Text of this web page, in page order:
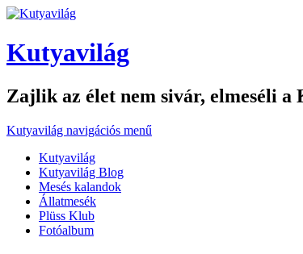
Kutyavilág
Zajlik az élet nem sivár, elmeséli
Kutyavilág navigációs menű
Kutyavilág
Kutyavilág Blog
Mesés kalandok
Állatmesék
Plüss Klub
Fotóalbum